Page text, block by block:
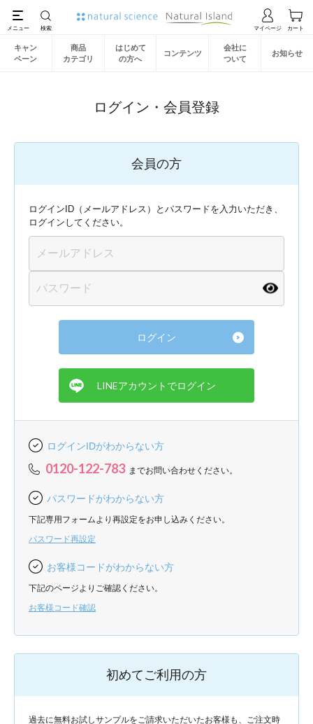
キャン
ペーン
商品
カテゴリ
はじめて
の方へ
コンテンツ
会社に
ついて
お知らせ
ログイン・会員登録
会員の方
ログインID（メールアドレス）とパスワードを入力いただき、
ログインしてください。
ログインIDがわからない方
0120-122-783 までお問い合わせください。
パスワードがわからない方
下記専用フォームより再設定をお申し込みください。
パスワード再設定
お客様コードがわからない方
下記のページよりご確認ください。
お客様コード確認
初めてご利用の方
過去に無料お試しサンプルをご請求いただいたお客様も、ご注文時